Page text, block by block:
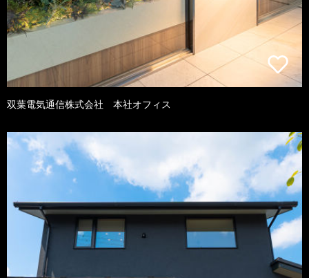
双葉電気通信株式会社 本社オフィス